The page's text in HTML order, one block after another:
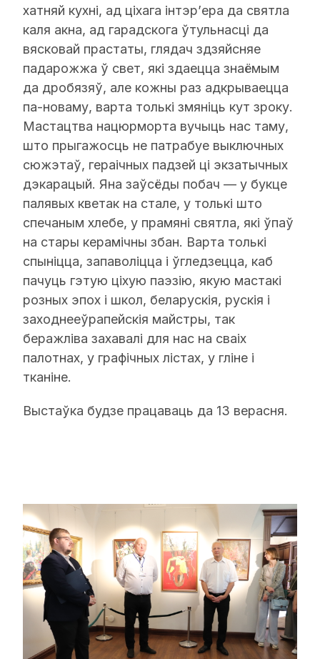
хатняй кухні, ад ціхага інтэр’ера да святла
каля акна, ад гарадскога ўтульнасці да
вясковай прастаты, глядач здзяйсняе
падарожжа ў свет, які здаецца знаёмым
да дробязяў, але кожны раз адкрываецца
па-новаму, варта толькі змяніць кут зроку.
Мастацтва нацюрморта вучыць нас таму,
што прыгажосць не патрабуе выключных
сюжэтаў, гераічных падзей ці экзатычных
дэкарацый. Яна заўсёды побач — у букце
палявых кветак на стале, у толькі што
спечаным хлебе, у прамяні святла, які ўпаў
на стары керамічны збан. Варта толькі
спыніцца, запаволіцца і ўгледзецца, каб
пачуць гэтую ціхую паэзію, якую мастакі
розных эпох і школ, беларускія, рускія і
заходнееўрапейскія майстры, так
беражліва захавалі для нас на сваіх
палотнах, у графічных лістах, у гліне і
тканіне.
Выстаўка будзе працаваць да 13 верасня.